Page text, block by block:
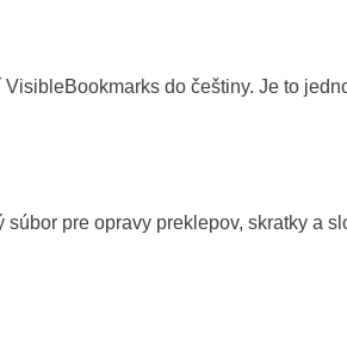
do češtiny. Je to
pre opravy preklepov, skratky a